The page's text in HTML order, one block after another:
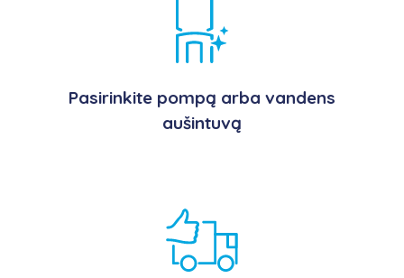
Pasirinkite pompą arba vandens
aušintuvą